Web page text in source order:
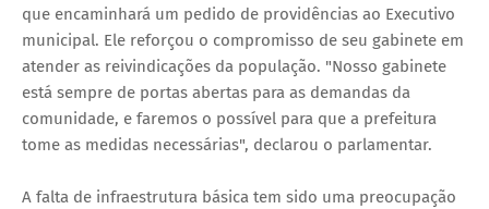
que encaminhará um pedido de providências ao Executivo
municipal. Ele reforçou o compromisso de seu gabinete em
atender as reivindicações da população. "Nosso gabinete
está sempre de portas abertas para as demandas da
comunidade, e faremos o possível para que a prefeitura
tome as medidas necessárias", declarou o parlamentar.
A falta de infraestrutura básica tem sido uma preocupação